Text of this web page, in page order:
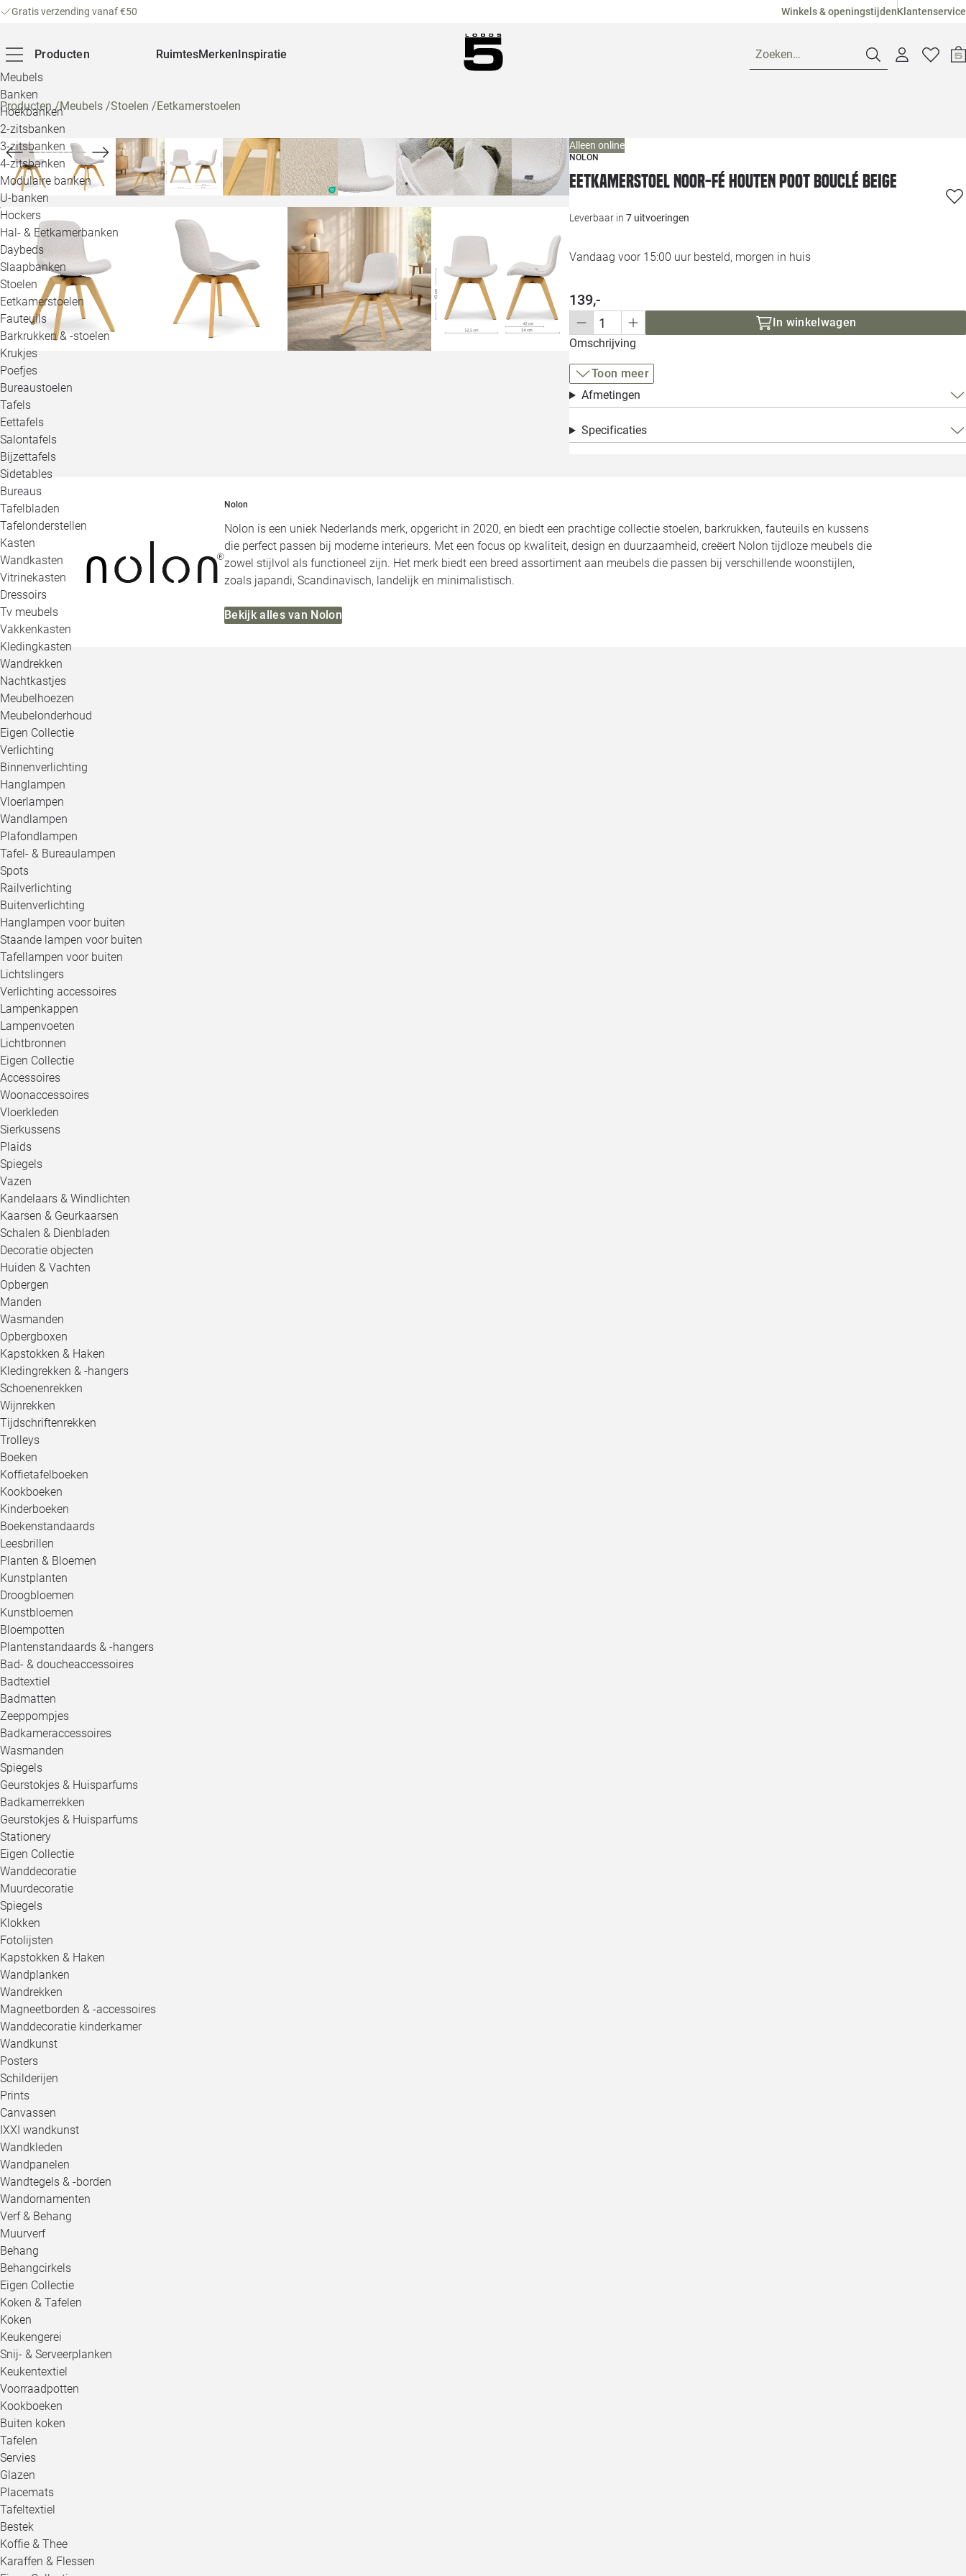
Gratis verzending vanaf €50 Winkels & openingstijdenKlantenservice
Producten
Meubels
Banken
Hoekbanken
2-zitsbanken
3-zitsbanken
4-zitsbanken
Modulaire banken
U-banken
Hockers
Hal- & Eetkamerbanken
Daybeds
Slaapbanken
Stoelen
Eetkamerstoelen
Fauteuils
Barkrukken & -stoelen
Krukjes
Poefjes
Bureaustoelen
Tafels
Eettafels
Salontafels
Bijzettafels
Sidetables
Bureaus
Tafelbladen
Tafelonderstellen
Kasten
Wandkasten
Vitrinekasten
Dressoirs
Tv meubels
Vakkenkasten
Kledingkasten
Wandrekken
Nachtkastjes
Meubelhoezen
Meubelonderhoud
Eigen Collectie
Verlichting
Binnenverlichting
Hanglampen
Vloerlampen
Wandlampen
Plafondlampen
Tafel- & Bureaulampen
Spots
Railverlichting
Buitenverlichting
Hanglampen voor buiten
Staande lampen voor buiten
Tafellampen voor buiten
Lichtslingers
Verlichting accessoires
Lampenkappen
Lampenvoeten
Lichtbronnen
Eigen Collectie
Accessoires
Woonaccessoires
Vloerkleden
Sierkussens
Plaids
Spiegels
Vazen
Kandelaars & Windlichten
Kaarsen & Geurkaarsen
Schalen & Dienbladen
Decoratie objecten
Huiden & Vachten
Opbergen
Manden
Wasmanden
Opbergboxen
Kapstokken & Haken
Kledingrekken & -hangers
Schoenenrekken
Wijnrekken
Tijdschriftenrekken
Trolleys
Boeken
Koffietafelboeken
Kookboeken
Kinderboeken
Boekenstandaards
Leesbrillen
Planten & Bloemen
Kunstplanten
Droogbloemen
Kunstbloemen
Bloempotten
Plantenstandaards & -hangers
Bad- & doucheaccessoires
Badtextiel
Badmatten
Zeeppompjes
Badkameraccessoires
Wasmanden
Spiegels
Geurstokjes & Huisparfums
Badkamerrekken
Geurstokjes & Huisparfums
Stationery
Eigen Collectie
Wanddecoratie
Muurdecoratie
Spiegels
Klokken
Fotolijsten
Kapstokken & Haken
Wandplanken
Wandrekken
Magneetborden & -accessoires
Wanddecoratie kinderkamer
Wandkunst
Posters
Schilderijen
Prints
Canvassen
IXXI wandkunst
Wandkleden
Wandpanelen
Wandtegels & -borden
Wandornamenten
Verf & Behang
Muurverf
Behang
Behangcirkels
Eigen Collectie
Koken & Tafelen
Koken
Keukengerei
Snij- & Serveerplanken
Keukentextiel
Voorraadpotten
Kookboeken
Buiten koken
Tafelen
Servies
Glazen
Placemats
Tafeltextiel
Bestek
Koffie & Thee
Karaffen & Flessen
RuimtesMerkenInspiratie Zoeken…
Alle
Producten/Meubels /Stoelen /Eetkamerstoelen
Alleen online
NOLON
Eetkamerstoel Noor-Fé houten poot bouclé beige
Leverbaar in 7 uitvoeringen
Vandaag voor 15:00 uur besteld, morgen in huis
139,-
In winkelwagen
Omschrijving
Toon meer
Afmetingen
Specificaties
Nolon
Nolon is een uniek Nederlands merk, opgericht in 2020, en biedt een prachtige collectie stoelen, barkrukken, fauteuils en kussens
die perfect passen bij moderne interieurs. Met een focus op kwaliteit, design en duurzaamheid, creëert Nolon tijdloze meubels die
zowel stijlvol als functioneel zijn. Het merk biedt een breed assortiment aan meubels die passen bij verschillende woonstijlen,
zoals japandi, Scandinavisch, landelijk en minimalistisch.
Bekijk alles van Nolon